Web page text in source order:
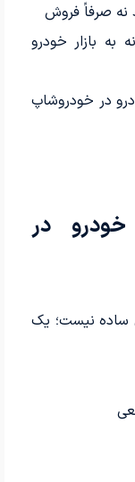
نه صرفاً فروش
به بازار خودرو
در خودروشاپ
خودرو در
نیست؛ یک